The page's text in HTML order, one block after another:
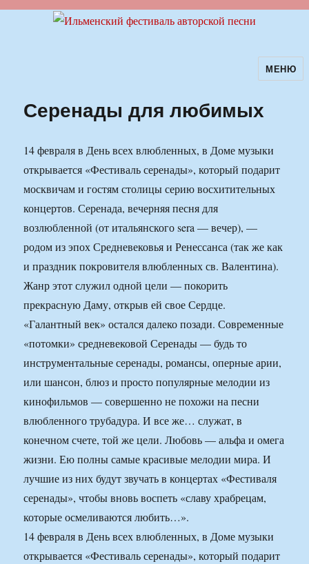
Ильменский фестиваль авторскойМЕНЮ
Серенады для любимых
14 февраля в День всех влюбленных, в Доме музыки
открывается «Фестиваль серенады», который подарит
москвичам и гостям столицы серию восхитительных
концертов. Серенада, вечерняя песня для
возлюбленной (от итальянского sera — вечер), —
родом из эпох Средневековья и Ренессанса (так же как
и праздник покровителя влюбленных св. Валентина).
Жанр этот служил одной цели — покорить
прекрасную Даму, открыв ей свое Сердце.
«Галантный век» остался далеко позади. Современные
«потомки» средневековой Серенады — будь то
инструментальные серенады, романсы, оперные арии,
или шансон, блюз и просто популярные мелодии из
кинофильмов — совершенно не похожи на песни
влюбленного трубадура. И все же… служат, в
конечном счете, той же цели. Любовь — альфа и омега
жизни. Ею полны самые красивые мелодии мира. И
лучшие из них будут звучать в концертах «Фестиваля
серенады», чтобы вновь воспеть «славу храбрецам,
которые осмеливаются любить…».
14 февраля в День всех влюбленных, в Доме музыки
открывается «Фестиваль серенады», который подарит